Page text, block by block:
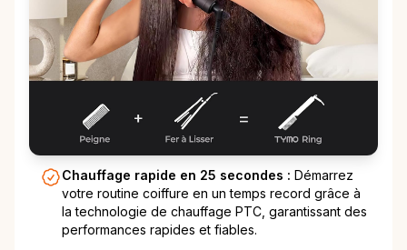
Chauffage rapide en 25 secondes : Démarrez
votre routine coiffure en un temps record grâce à
la technologie de chauffage PTC, garantissant des
performances rapides et fiables.